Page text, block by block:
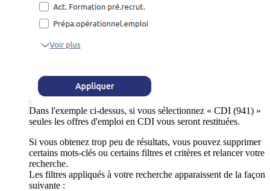
Dans l'exemple ci-dessus, si vous sélectionnez « CDI (941) »
seules les offres d'emploi en CDI vous seront restituées.
Si vous obtenez trop peu de résultats, vous pouvez supprimer
certains mots-clés ou certains filtres et critères et relancer votre
recherche.
Les filtres appliqués à votre recherche apparaissent de la façon
suivante :